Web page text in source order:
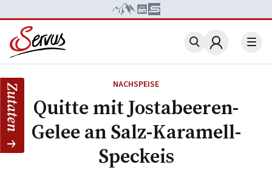
Account
NACHSPEISE
Quitte mit Jostabeeren-
Gelee an Salz-Karamell-
Speckeis
Zutaten